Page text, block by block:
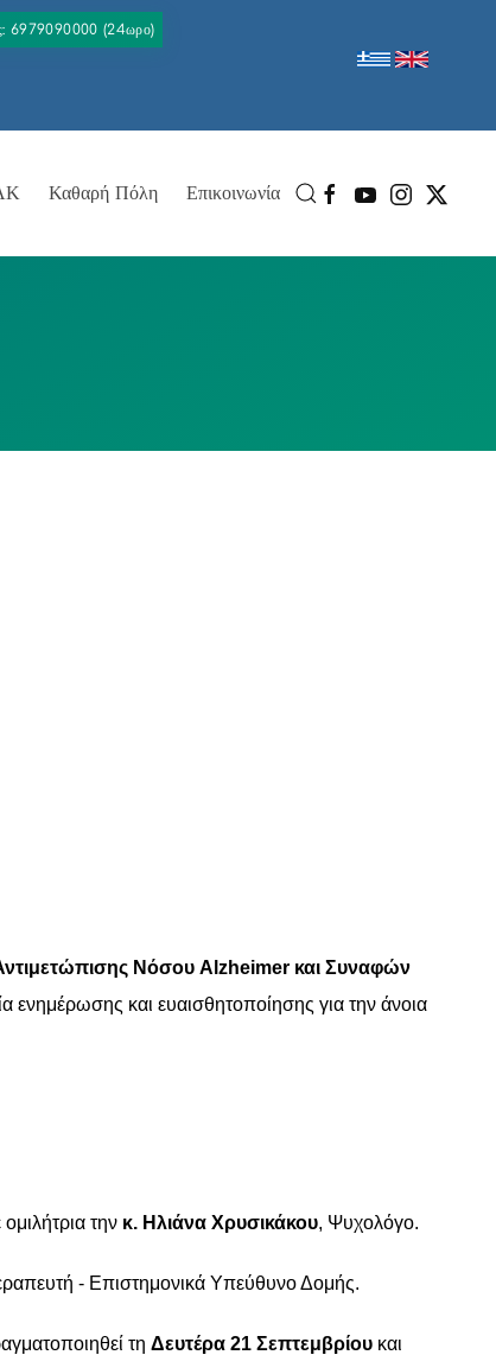
6979090000 (24ωρο)
Καθαρή Πόλη Επικοινωνία
Νόσου Alzheimer και Συναφών
ενημέρωσης και ευαισθητοποίησης για την άνοια
ομιλήτρια την κ. Ηλιάνα Χρυσικάκου, Ψυχολόγο.
- Επιστημονικά Υπεύθυνο Δομής.
τη Δευτέρα 21 Σεπτεμβρίου και